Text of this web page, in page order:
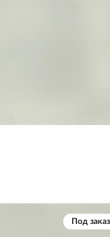
Под заказ